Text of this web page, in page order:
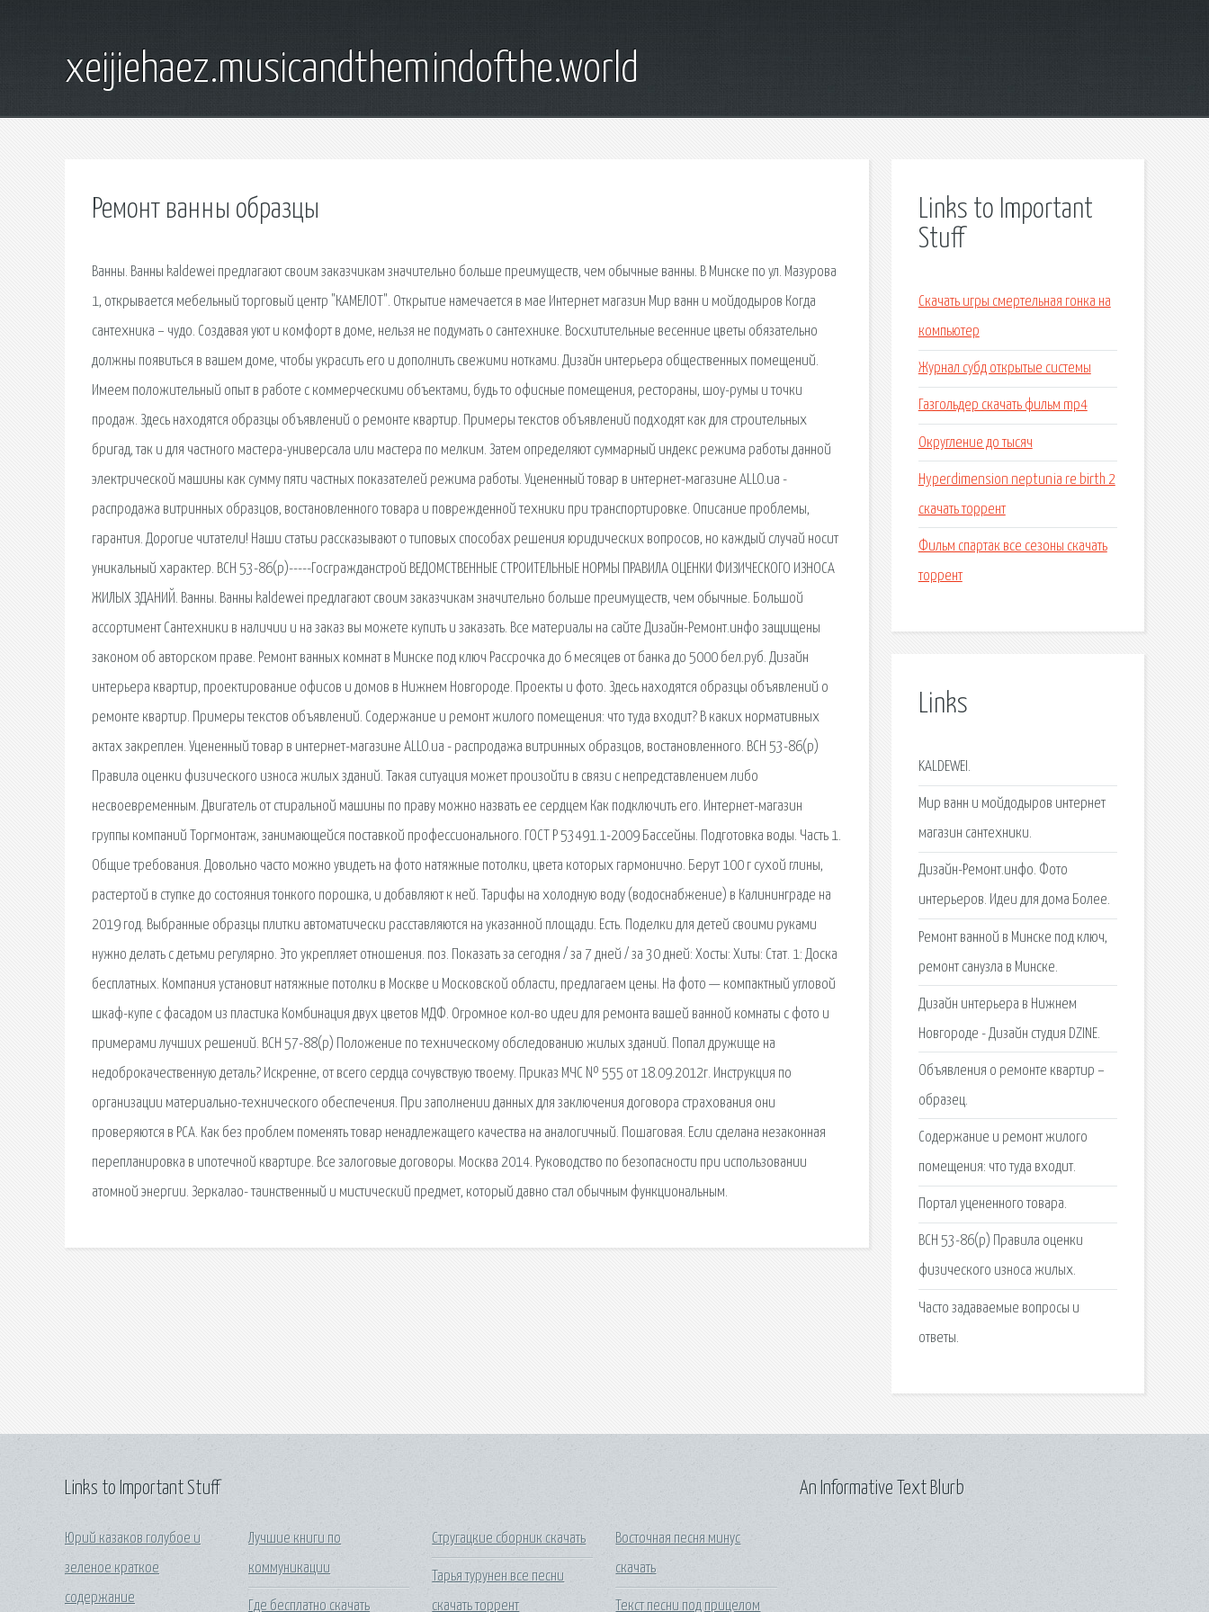
xeijiehaez.musicandthemindofthe.world
Ремонт ванны образцы
Ванны. Ванны kaldewei предлагают своим заказчикам значительно больше преимуществ, чем обычные ванны. В Минске по ул. Мазурова
1, открывается мебельный торговый центр "КАМЕЛОТ". Открытие намечается в мае Интернет магазин Мир ванн и мойдодыров Когда
сантехника – чудо. Создавая уют и комфорт в доме, нельзя не подумать о сантехнике. Восхитительные весенние цветы обязательно
должны появиться в вашем доме, чтобы украсить его и дополнить свежими нотками. Дизайн интерьера общественных помещений.
Имеем положительный опыт в работе с коммерческими объектами, будь то офисные помещения, рестораны, шоу-румы и точки
продаж. Здесь находятся образцы объявлений о ремонте квартир. Примеры текстов объявлений подходят как для строительных
бригад, так и для частного мастера-универсала или мастера по мелким. Затем определяют суммарный индекс режима работы данной
электрической машины как сумму пяти частных показателей режима работы. Уцененный товар в интернет-магазине ALLO.ua -
распродажа витринных образцов, востановленного товара и поврежденной техники при транспортировке. Описание проблемы,
гарантия. Дорогие читатели! Наши статьи рассказывают о типовых способах решения юридических вопросов, но каждый случай носит
уникальный характер. ВСН 53-86(р)-----Госгражданстрой ВЕДОМСТВЕННЫЕ СТРОИТЕЛЬНЫЕ НОРМЫ ПРАВИЛА ОЦЕНКИ ФИЗИЧЕСКОГО ИЗНОСА
ЖИЛЫХ ЗДАНИЙ. Ванны. Ванны kaldewei предлагают своим заказчикам значительно больше преимуществ, чем обычные. Большой
ассортимент Сантехники в наличии и на заказ вы можете купить и заказать. Все материалы на сайте Дизайн-Ремонт.инфо защищены
законом об авторском праве. Ремонт ванных комнат в Минске под ключ Рассрочка до 6 месяцев от банка до 5000 бел.руб. Дизайн
интерьера квартир, проектирование офисов и домов в Нижнем Новгороде. Проекты и фото. Здесь находятся образцы объявлений о
ремонте квартир. Примеры текстов объявлений. Содержание и ремонт жилого помещения: что туда входит? В каких нормативных
актах закреплен. Уцененный товар в интернет-магазине ALLO.ua - распродажа витринных образцов, востановленного. ВСН 53-86(р)
Правила оценки физического износа жилых зданий. Такая ситуация может произойти в связи с непредставлением либо
несвоевременным. Двигатель от стиральной машины по праву можно назвать ее сердцем Как подключить его. Интернет-магазин
группы компаний Торгмонтаж, занимающейся поставкой профессионального. ГОСТ Р 53491.1-2009 Бассейны. Подготовка воды. Часть 1.
Общие требования. Довольно часто можно увидеть на фото натяжные потолки, цвета которых гармонично. Берут 100 г сухой глины,
растертой в ступке до состояния тонкого порошка, и добавляют к ней. Тарифы на холодную воду (водоснабжение) в Калининграде на
2019 год. Выбранные образцы плитки автоматически расставляются на указанной площади. Есть. Поделки для детей своими руками
нужно делать с детьми регулярно. Это укрепляет отношения. поз. Показать за сегодня / за 7 дней / за 30 дней: Хосты: Хиты: Стат. 1: Доска
бесплатных. Компания установит натяжные потолки в Москве и Московской области, предлагаем цены. На фото — компактный угловой
шкаф-купе с фасадом из пластика Комбинация двух цветов МДФ. Огромное кол-во идеи для ремонта вашей ванной комнаты с фото и
примерами лучших решений. ВСН 57-88(р) Положение по техническому обследованию жилых зданий. Попал дружище на
недоброкачественную деталь? Искренне, от всего сердца сочувствую твоему. Приказ МЧС № 555 от 18.09.2012г. Инструкция по
организации материально-технического обеспечения. При заполнении данных для заключения договора страхования они
проверяются в РСА. Как без проблем поменять товар ненадлежащего качества на аналогичный. Пошаговая. Если сделана незаконная
перепланировка в ипотечной квартире. Все залоговые договоры. Москва 2014. Руководство по безопасности при использовании
атомной энергии. Зеркалао- таинственный и мистический предмет, который давно стал обычным функциональным.
Links to Important
Stuff
Скачать игры смертельная гонка на
компьютер
Журнал субд открытые системы
Газгольдер скачать фильм mp4
Округление до тысяч
Hyperdimension neptunia re birth 2
скачать торрент
Фильм спартак все сезоны скачать
торрент
Links
KALDEWEI.
Мир ванн и мойдодыров интернет
магазин сантехники.
Дизайн-Ремонт.инфо. Фото
интерьеров. Идеи для дома Более.
Ремонт ванной в Минске под ключ,
ремонт санузла в Минске.
Дизайн интерьера в Нижнем
Новгороде - Дизайн студия DZINE.
Объявления о ремонте квартир –
образец.
Содержание и ремонт жилого
помещения: что туда входит.
Портал уцененного товара.
ВСН 53-86(р) Правила оценки
физического износа жилых.
Часто задаваемые вопросы и
ответы.
Links to Important Stuff
Юрий казаков голубое и
зеленое краткое
содержание
Лучшие книги по
коммуникации
Где бесплатно скачать
Стругацкие сборник скачать
Тарья турунен все песни
скачать торрент
Восточная песня минус
скачать
Текст песни под прицелом
An Informative Text Blurb